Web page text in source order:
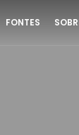
FONTES